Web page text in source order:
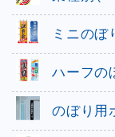
ミニのぼ
ハーフの
のぼり用